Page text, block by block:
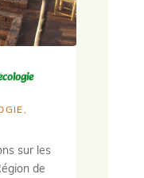
sur les
de